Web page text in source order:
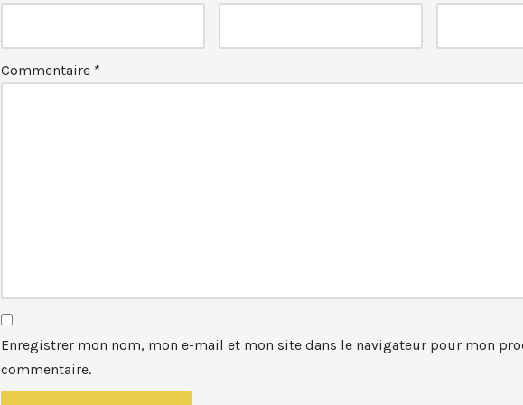
Commentaire *
Enregistrer mon nom, mon e-mail et mon site dans le navigateur pour mon
commentaire.